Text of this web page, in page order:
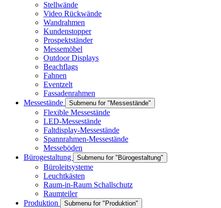
Stellwände
Video Rückwände
Wandrahmen
Kundenstopper
Prospektständer
Messemöbel
Outdoor Displays
Beachflags
Fahnen
Eventzelt
Fassadenrahmen
Messestände
Submenu for "Messestände"
Flexible Messestände
LED-Messestände
Faltdisplay-Messestände
Spannrahmen-Messestände
Messeböden
Bürogestaltung
Submenu for "Bürogestaltung"
Büroleitsysteme
Leuchtkästen
Raum-in-Raum Schallschutz
Raumteiler
Produktion
Submenu for "Produktion"